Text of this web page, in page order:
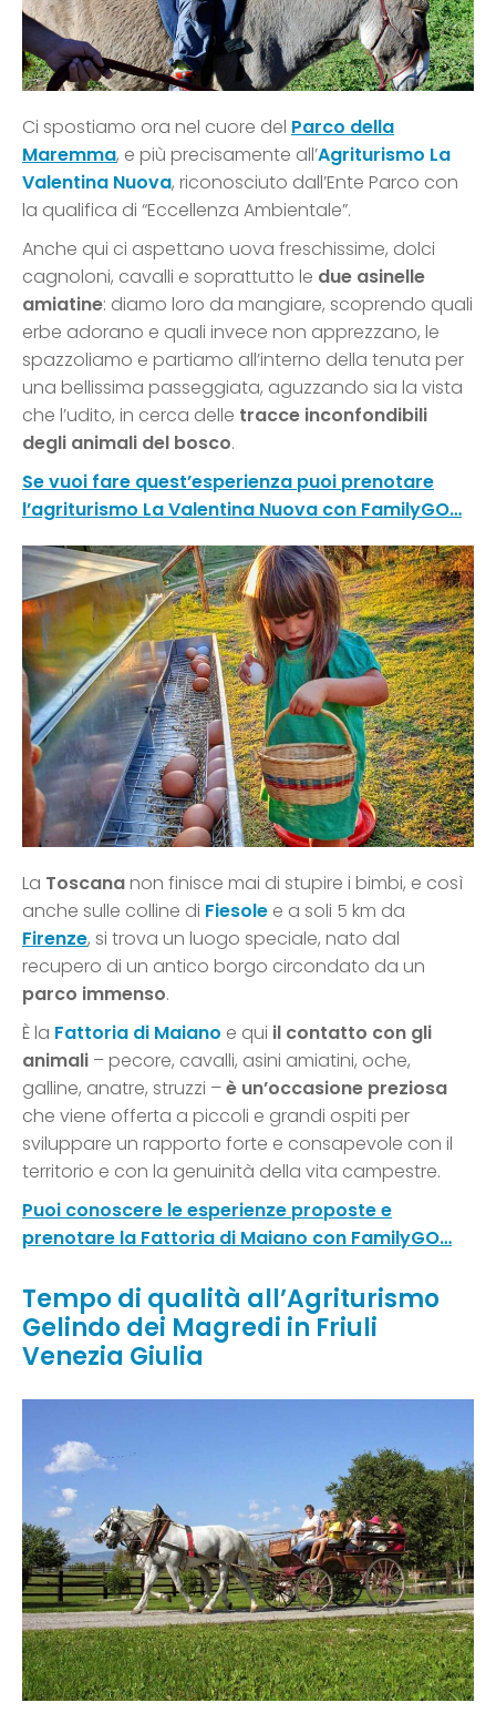
Ci spostiamo ora nel cuore del Parco della
Maremma, e più precisamente all’Agriturismo La
Valentina Nuova, riconosciuto dall’Ente Parco con
la qualifica di “Eccellenza Ambientale”.
Anche qui ci aspettano uova freschissime, dolci
cagnoloni, cavalli e soprattutto le due asinelle
amiatine: diamo loro da mangiare, scoprendo quali
erbe adorano e quali invece non apprezzano, le
spazzoliamo e partiamo all’interno della tenuta per
una bellissima passeggiata, aguzzando sia la vista
che l’udito, in cerca delle tracce inconfondibili
degli animali del bosco.
Se vuoi fare quest’esperienza puoi prenotare
l’agriturismo La Valentina Nuova con FamilyGO…
La Toscananon finisce mai di stupire i bimbi, e così
anche sulle colline di Fiesole e a soli 5 km da
Firenze, si trova un luogo speciale, nato dal
recupero di un antico borgo circondato da un
parco immenso.
È la Fattoria di Maiano e qui il contatto con gli
animali – pecore, cavalli, asini amiatini, oche,
galline, anatre, struzzi –è un’occasione preziosa
che viene offerta a piccoli e grandi ospiti per
sviluppare un rapporto forte e consapevole con il
territorio e con la genuinità della vita campestre.
Puoi conoscere le esperienze proposte e
prenotare la Fattoria di Maiano con FamilyGO…
Tempo di qualità all’Agriturismo
Gelindo dei Magredi in Friuli
Venezia Giulia